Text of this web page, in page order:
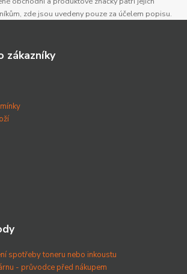
zde jsou uvedeny pouze za účelem popisu.
zákazníky
spotřeby toneru nebo inkoustu
- průvodce před nákupem